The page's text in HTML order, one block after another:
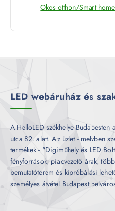
r
é
t
r
Okos otthon/Smart home
LED webáruház és
A HelloLED székhelye Budapesten
utca 82. alatt. Az üzlet - melyben
termékek - "Digiműhely és LED
fényforrások, piacvezető árak,
bemutatóterem és kipróbálási
személyes átvétel Budapest